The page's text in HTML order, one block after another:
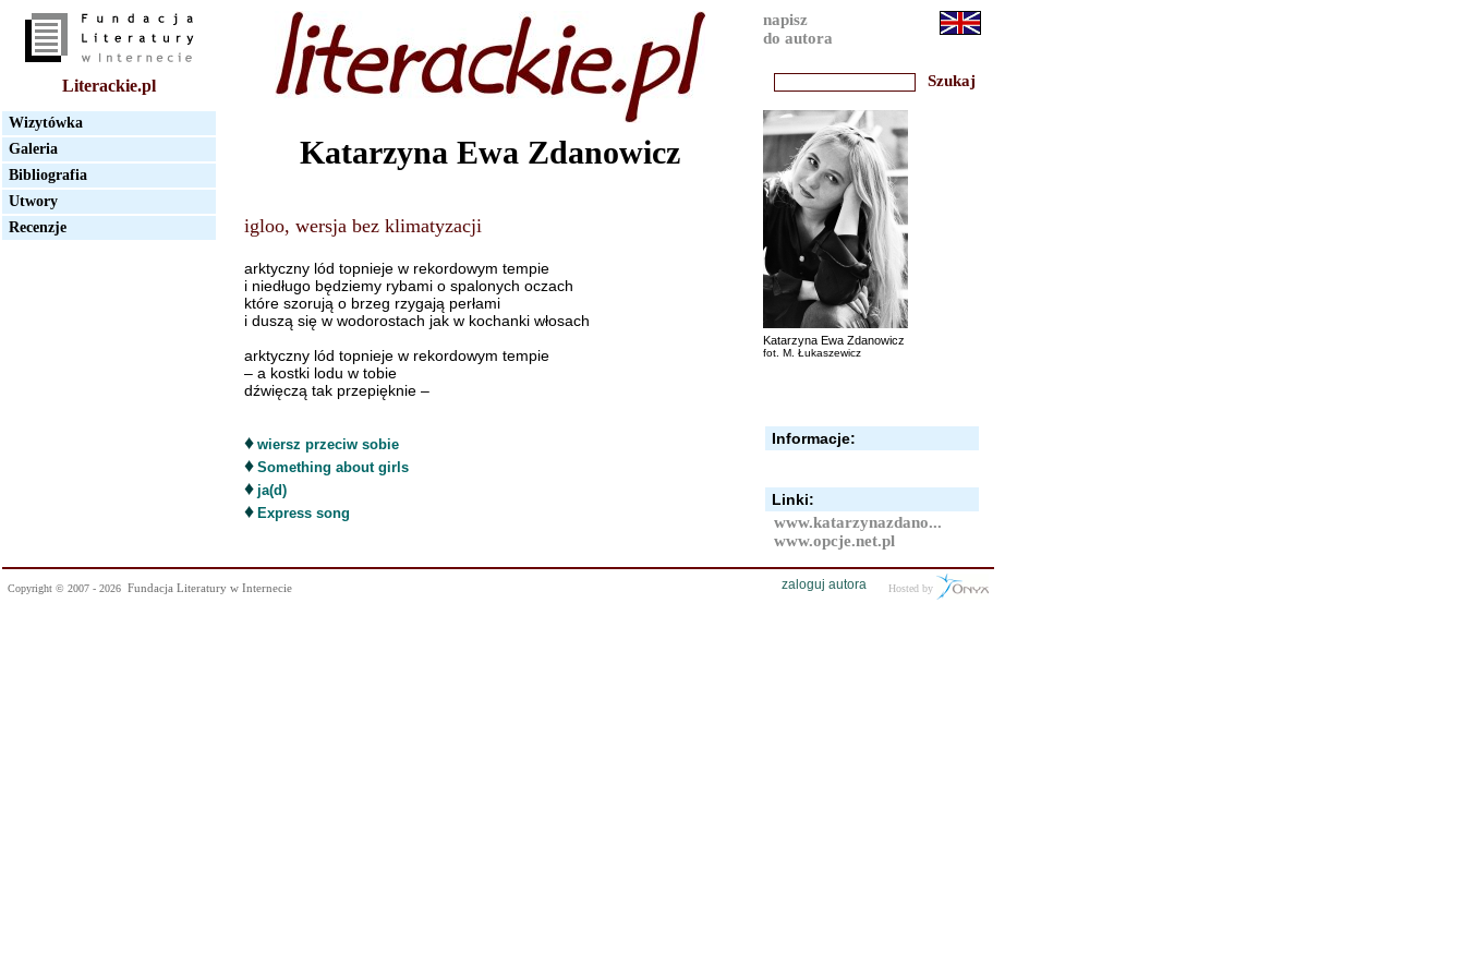
Literackie.pl
Wizytówka
Galeria
Bibliografia
Utwory
Recenzje
Katarzyna Ewa Zdanowicz
igloo, wersja bez klimatyzacji
arktyczny lód topnieje w rekordowym tempie
i niedługo będziemy rybami o spalonych oczach
które szorują o brzeg rzygają perłami
i duszą się w wodorostach jak w kochanki włosach
arktyczny lód topnieje w rekordowym tempie
– a kostki lodu w tobie
dźwięczą tak przepięknie –
♦ wiersz przeciw sobie
♦ Something about girls
♦ ja(d)
♦ Express song
napisz
do autora
Katarzyna Ewa Zdanowicz
fot. M. Łukaszewicz
Informacje:
Linki:
www.katarzynazdano...
www.opcje.net.pl
Hosted by
zaloguj autora
Copyright © 2007 - 2026 Fundacja Literatury w Internecie